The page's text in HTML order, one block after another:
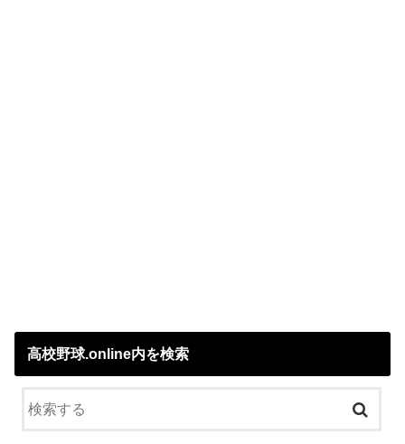
高校野球.online内を検索